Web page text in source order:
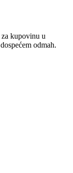
kupovinu u
odmah.